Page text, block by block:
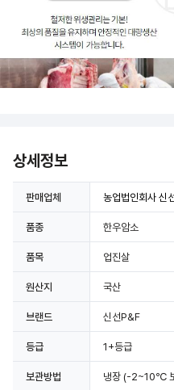
상세정보
판매업체 농업법인회사 신
품종 한우암소
품목 업진살
원산지 국산
브랜드 신선P&F
등급 1+등급
보관방법 냉장 (-2~10℃